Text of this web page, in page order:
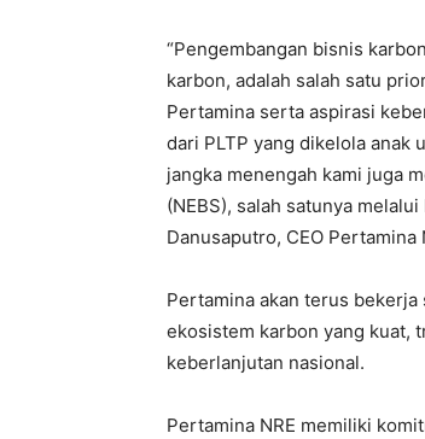
“Pengembangan bisnis
karbon, adalah salah satu
Pertamina serta aspirasi
dari PLTP yang dikelola anak
jangka menengah kami juga
(NEBS), salah satunya
Danusaputro, CEO Pertamina
Pertamina akan terus bekerja
ekosistem karbon yang kuat,
keberlanjutan nasional.
Pertamina NRE memiliki